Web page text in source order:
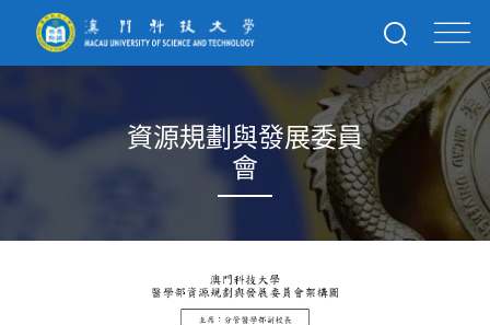
資源規劃與發展委員
會